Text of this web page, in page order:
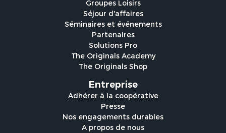
Groupes Loisirs
Séjour d'affaires
Séminaires et événements
Partenaires
Solutions Pro
The Originals Academy
The Originals Shop
Entreprise
Adhérer à la coopérative
Presse
Nos engagements durables
A propos de nous